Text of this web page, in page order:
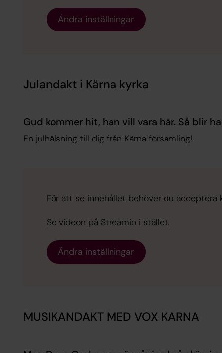
Ändra inställningar
Julandakt i Kärna kyrka
Gud kommer hit, han vill vara här. Så blir
​En julhälsning till dig från Kärna församling!
För att se innehållet behöver du acceptera
Se videon på Streamio i stället.
Ändra inställningar
MUSIKANDAKT MED VOX KARNA